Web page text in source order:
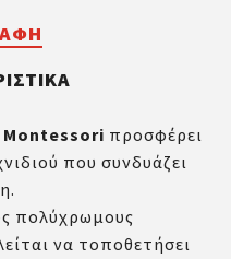
Montessori προσφέρει
που συνδυάζει
πολύχρωμους
να τοποθετήσει